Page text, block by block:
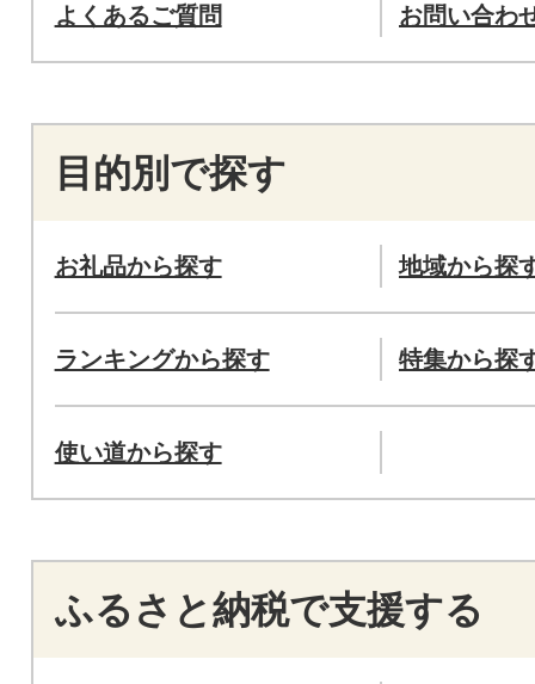
よくあるご質問 お問い合わ
目的別で探す
お礼品から探す 地域から探
ランキングから探す 特集から探
使い道から探す
ふるさと納税で支援する